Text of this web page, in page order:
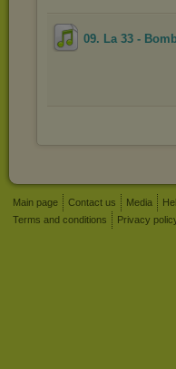
09. La 33 -
Main page Contact us Media
Terms and conditions
Privacy